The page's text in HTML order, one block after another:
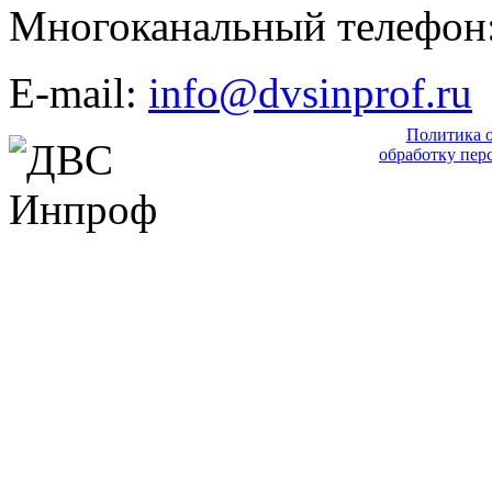
Многоканальный
E-mail: info@dvsinprof.ru
Политика
обработку